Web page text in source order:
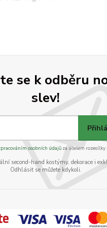
se k odběru
slev!
osobních údajůza účelem
second-hand kostýmy, dekorace i
Odhlásit se můžete kdykoli.